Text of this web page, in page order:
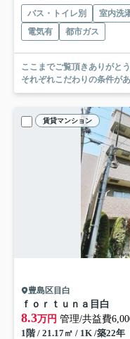
バス・トイレ別 室内洗
電気有
都市ガス
ここまでご覧頂きありがとうございます。 お部
それぞれこだわりの条件が
賃貸マンション
豊島区目白
ｆｏｒｔｕｎａ目白
8.3万円 管理/共益費
1階 / 21.17㎡ / 1K /築22年